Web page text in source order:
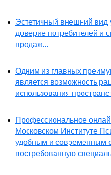
Эстетичный внешний вид
доверие потребителей и
продаж...
Одним из главных
является возможность
использования
Профессиональное
Московском Институте
удобным и современным
востребованную